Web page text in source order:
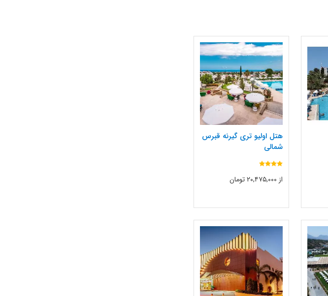
هتل اولیو تری گیرنه قبرس
شمالی
از ۲۰,۴۷۵,۰۰۰ تومان